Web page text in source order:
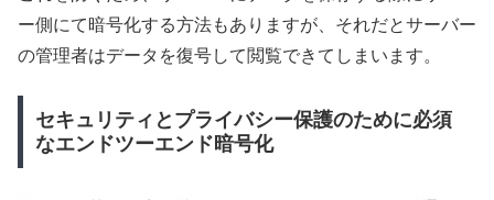
ー側にて暗号化する方法もありますが、それだとサーバー
の管理者はデータを復号して閲覧できてしまいます。
セキュリティとプライバシー保護のために必須
なエンドツーエンド暗号化